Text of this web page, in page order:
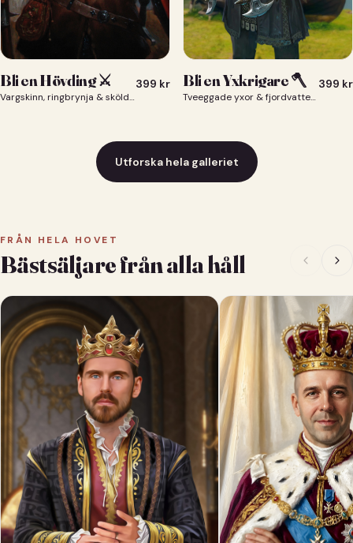
Bli en Hövding ⚔️
Vargskinn, ringbrynja & sköld — du som nordisk krigsherre ⚔️
399 kr Bli en Yxkrigare 🪓
Tveeggade yxor & fjordvatten bakom dig 🪓
399 kr
Utforska hela galleriet
FRÅN HELA HOVET
Bästsäljare från alla håll